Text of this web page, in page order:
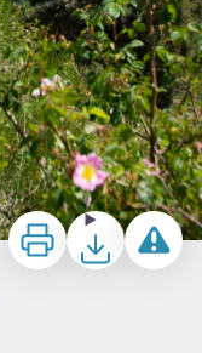
Print DownloadReport a